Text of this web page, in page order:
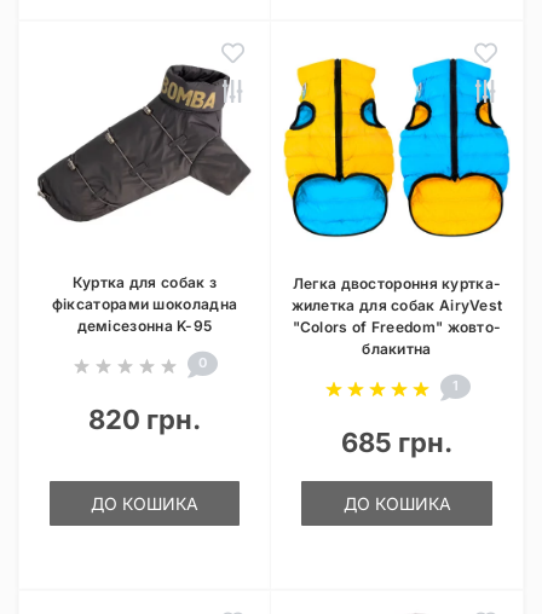
Куртка для собак з
фіксаторами шоколадна
демісезонна K-95
0
820 грн.
ДО КОШИКА
Легка двостороння куртка-
жилетка для собак AiryVest
"Colors of Freedom" жовто-
блакитна
1
685 грн.
ДО КОШИКА